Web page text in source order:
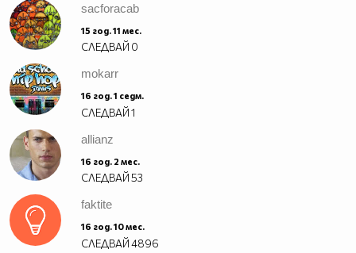
sacforacab
15 год. 11 мес.
СЛЕДВАЙ 0
mokarr
16 год. 1 седм.
СЛЕДВАЙ1
allianz
16 год. 2 мес.
СЛЕДВАЙ53
faktite
16 год. 10 мес.
СЛЕДВАЙ4896